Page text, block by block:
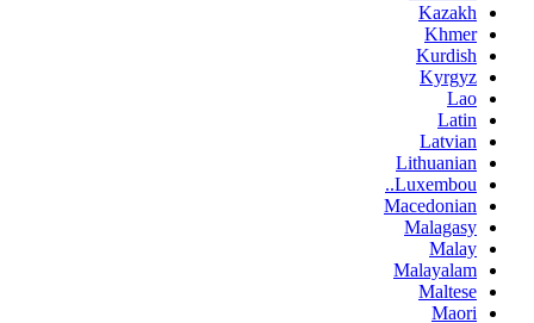
Kazakh
Khmer
Kurdish
Kyrgyz
Lao
Latin
Latvian
Lithuanian
Luxembou..
Macedonian
Malagasy
Malay
Malayalam
Maltese
Maori